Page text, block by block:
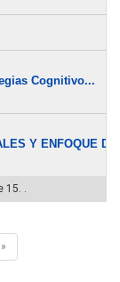
Cognitivo...
Y ENFOQUE
15. .